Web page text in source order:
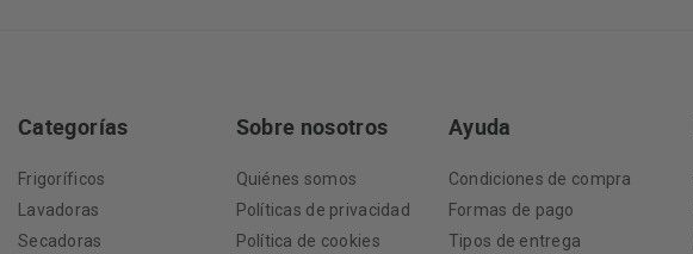
Categorías
Frigoríficos
Lavadoras
Secadoras
Sobre nosotros
Quiénes somos
Políticas de privacidad
Política de cookies
Ayuda
Condiciones de compra
Formas de pago
Tipos de entrega